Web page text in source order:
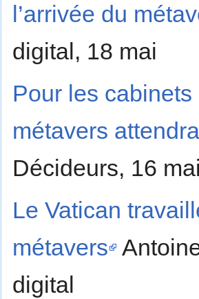
l’arrivée du
digital, 18 mai
Pour les cabinets
métavers attendra
Décideurs, 16
Le Vatican
métavers
digital